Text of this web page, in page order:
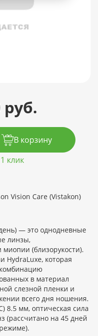
руб.
В корзину
клик
Vision Care (Vistakon)
— это однодневные
линзы,
(близорукости).
HydraLuxe, которая
в материал
слезной пленки и
всего дня ношения.
8.5 мм, оптическая сила
(рассчитано на 45 дней